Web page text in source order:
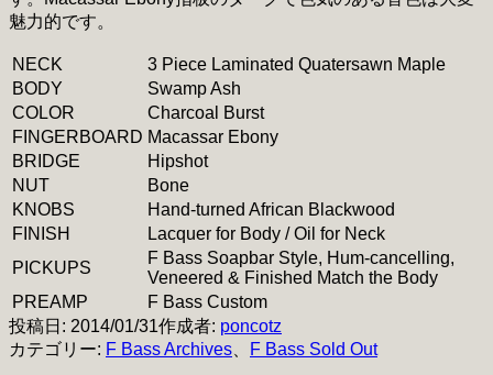
魅力的です。
NECK
3 Piece Laminated Quatersawn Maple
BODY
Swamp Ash
COLOR
Charcoal Burst
FINGERBOARD Macassar Ebony
BRIDGE
Hipshot
NUT
Bone
KNOBS
Hand-turned African Blackwood
FINISH
Lacquer for Body / Oil for Neck
PICKUPS
F Bass Soapbar Style, Hum-cancelling,
Veneered & Finished Match the Body
PREAMP
F Bass Custom
投稿日: 2014/01/31作成者: poncotz
カテゴリー: F Bass Archives F Bass Sold Out